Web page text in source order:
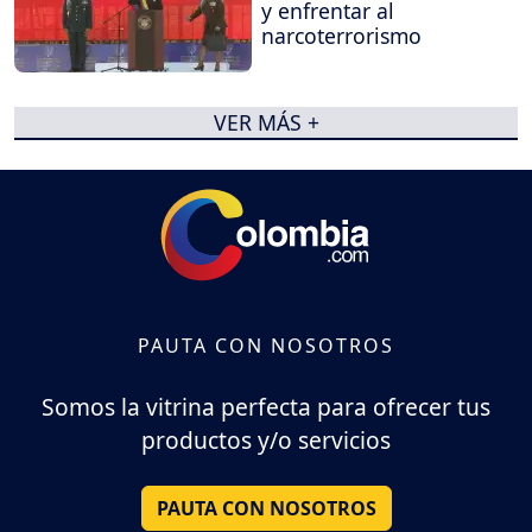
y enfrentar al
narcoterrorismo
VER MÁS +
PAUTA CON NOSOTROS
Somos la vitrina perfecta para ofrecer tus
productos y/o servicios
PAUTA CON NOSOTROS